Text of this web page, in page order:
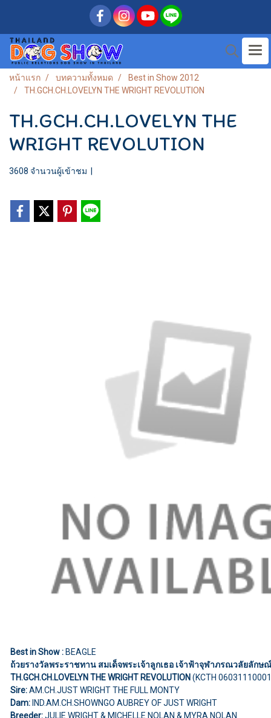
หน้าแรก บทความทั้งหมด
Best in Show 2012
TH.GCH.CH.LOVELYN THE WRIGHT REVOLUTION
TH.GCH.CH.LOVELYN THE
WRIGHT REVOLUTION
3608 จำนวนผู้เข้าชม
Best in Show :BEAGLE
ถ้วยรางวัลพระราชทาน สมเด็จพระเจ้าลูกเธอ เจ้าฟ้าจุฬาภรณวลัยลักษ
TH.GCH.CH.LOVELYN THE WRIGHT REVOLUTION(KCTH
Sire:AM.CH.JUST WRIGHT THE FULL MONTY
Dam:IND.AM.CH.SHOWNGO AUBREY OF JUST WRIGHT
Breeder:JULIE WRIGHT & MICHELLE NOLAN & MYRA NOLAN